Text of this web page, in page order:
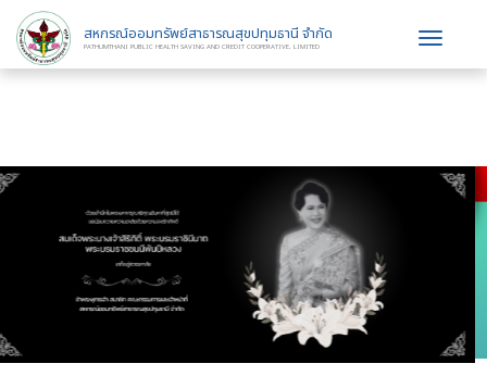
สหกรณ์ออมทรัพย์สาธารณสุขปทุมธานี จำกัด
PATHUMTHANI PUBLIC HEALTH SAVING AND CREDIT COOPERATIVE, LIMITED
Toggle